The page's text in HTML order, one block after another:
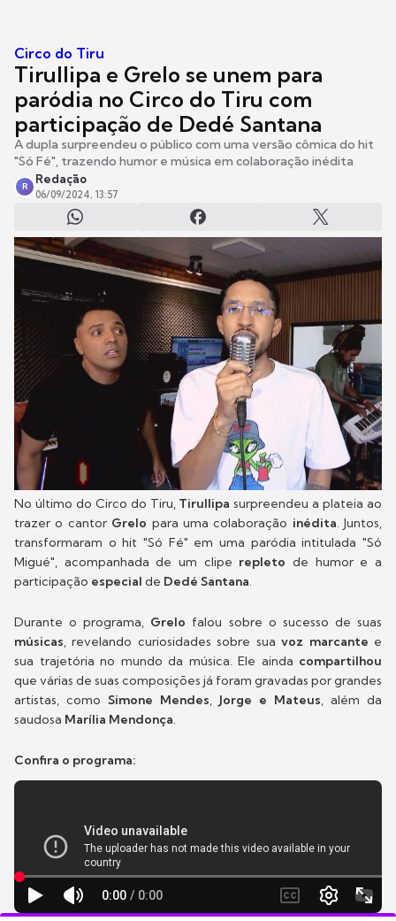
Circo do Tiru
Tirullipa e Grelo se unem para
paródia no Circo do Tiru com
participação de Dedé Santana
A dupla surpreendeu o público com uma versão cômica do hit
"Só Fé", trazendo humor e música em colaboração inédita
R
Redação
06/09/2024, 13:57
No último do Circo do Tiru, Tirullipasurpreendeu a plateia ao
trazer o cantor Grelo para uma colaboração inédita. Juntos,
transformaram o hit "Só Fé" em uma paródia intitulada "Só
Migué", acompanhada de um clipe repletode humor e a
participação especial de Dedé Santana.
Durante o programa, Grelo falou sobre o sucesso de suas
músicas, revelando curiosidades sobre suavoz marcante e
sua trajetória no mundo da música. Ele ainda compartilhou
que várias de suas composições já foram gravadas por grandes
artistas, como Simone Mendes, Jorge e Mateus, além da
saudosa Marília Mendonça.
Confira o programa: